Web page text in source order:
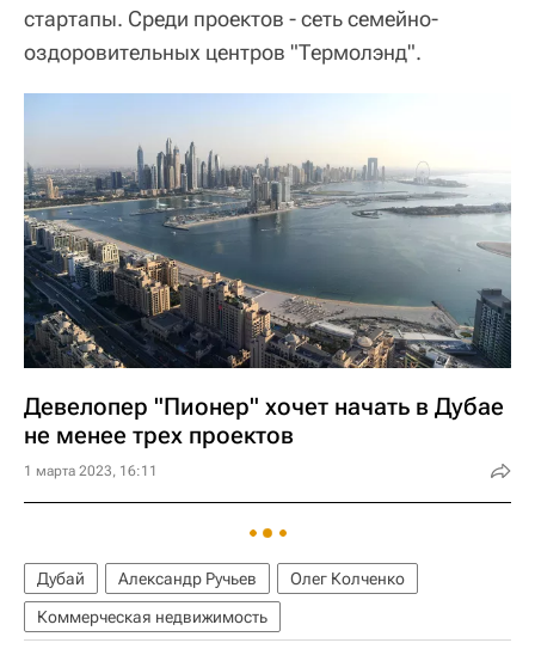
стартапы. Среди проектов - сеть семейно-
оздоровительных центров "Термолэнд".
Девелопер "Пионер" хочет начать в Дубае
не менее трех проектов
1 марта 2023, 16:11
Дубай Александр Ручьев
Олег Колченко
Коммерческая недвижимость